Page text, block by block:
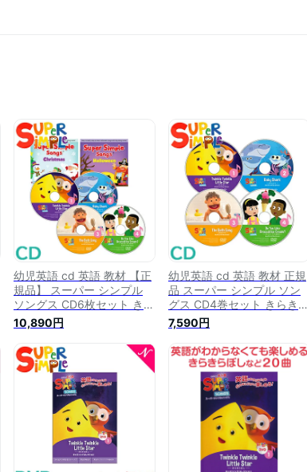
幼児英語 cd 英語 教材 【正
規品】 スーパー シンプル
ソングス CD6枚セット きら
きらぼし 赤ちゃんサメ お風
呂のうた ブロッコリーアイ
スは好き？ ハロウィン クリ
スマス super simple songs
キッズソングコレクション
知育教材 英語 CD
10,890円
幼児英語 cd 英語 教材 正規
品 スーパー シンプル ソン
グス CD4巻セット きらきら
ぼし 赤ちゃんサメ お風呂の
うた ブロッコリーアイスは
好き？ super simple songs
キッズソングコレクション
知育教材 英語 CD あす楽対
応【ナチュラルリビング】
7,590円